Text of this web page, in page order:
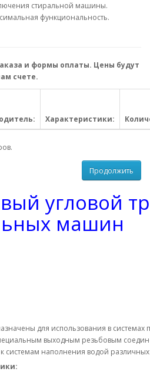
стиральной машины.
функциональность.
и формы оплаты. Цены будут
счете.
Характеристики:
Продолжить
угловой
машин
для использования в системах
выходным резьбовым
системам наполнения водой различных